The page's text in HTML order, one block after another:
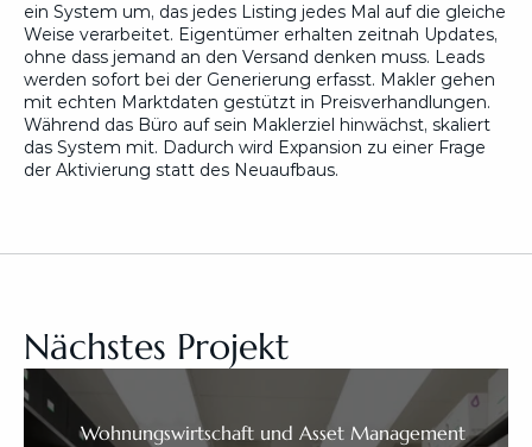
ein System um, das jedes Listing jedes Mal auf die gleiche
Weise verarbeitet. Eigentümer erhalten zeitnah Updates,
ohne dass jemand an den Versand denken muss. Leads
werden sofort bei der Generierung erfasst. Makler gehen
mit echten Marktdaten gestützt in Preisverhandlungen.
Während das Büro auf sein Maklerziel hinwächst, skaliert
das System mit. Dadurch wird Expansion zu einer Frage
der Aktivierung statt des Neuaufbaus.
Nächstes Projekt
Wohnungswirtschaft und Asset Management